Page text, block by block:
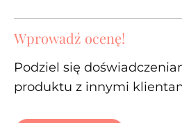
Wprowadź ocenę!
Podziel się
produktu z innymi